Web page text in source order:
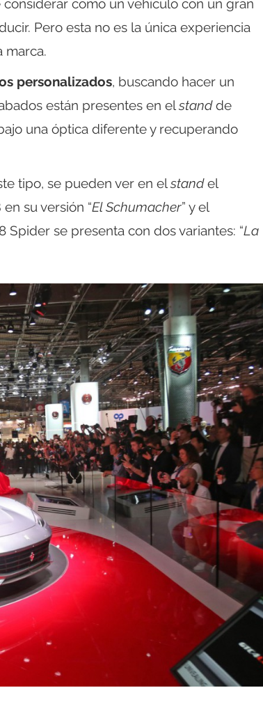
como un vehículo con un gran
Pero esta no es la única experiencia
marca.
personalizados, buscando hacer un
están presentes en elstandde
una óptica diferente y recuperando
tipo, se pueden ver en elstandel
en su versión “El Schumacher” y el
Spider se presenta con dos variantes: “La